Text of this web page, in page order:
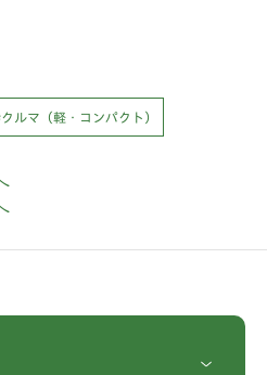
ルマ（軽・コンパクト）